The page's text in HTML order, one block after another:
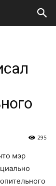
295
мэр